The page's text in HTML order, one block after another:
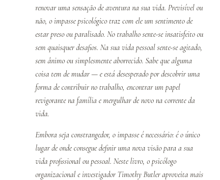
renovar uma sensação de aventura na sua vida. Previsível ou
não, o impasse psicológico traz com ele um sentimento de
estar preso ou paralisado. No trabalho sente-se insatisfeito ou
sem quaisquer desafios. Na sua vida pessoal sente-se agitado,
sem ânimo ou simplesmente aborrecido. Sabe que alguma
coisa tem de mudar — e está desesperado por descobrir uma
forma de contribuir no trabalho, encontrar um papel
revigorante na família e mergulhar de novo na corrente da
vida.
Embora seja constrangedor, o impasse é necessário: é o único
lugar de onde consegue definir uma nova visão para a sua
vida profissional ou pessoal. Neste livro, o psicólogo
organizacional e investigador Timothy Butler aproveita mais